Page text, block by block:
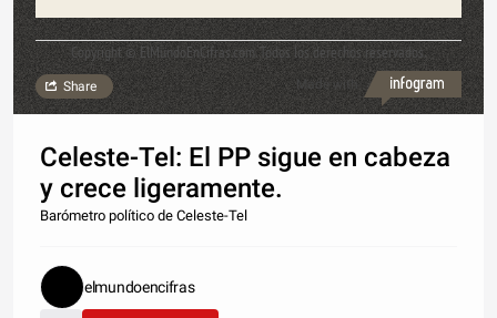
Copyright © ElMundoEnCifras.com. Todos los derechos reservados.
Made with
Share
Celeste-Tel: El PP sigue en cabeza
y crece ligeramente.
Barómetro político de Celeste-Tel
elmundoencifras